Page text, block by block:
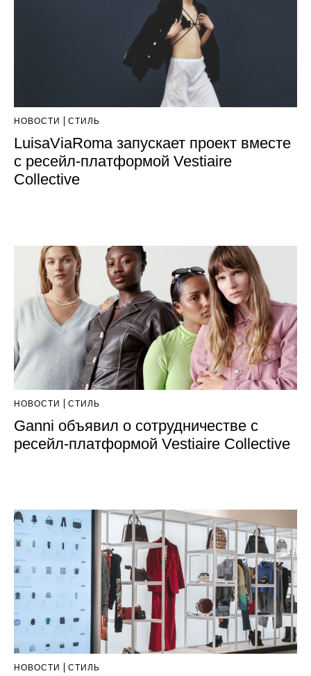
НОВОСТИ СТИЛЬ
LuisaViaRoma запускает проект вместе
с ресейл-платформой Vestiaire
Collective
НОВОСТИ СТИЛЬ
Ganni объявил о сотрудничестве с
ресейл-платформой Vestiaire Collective
НОВОСТИ СТИЛЬ